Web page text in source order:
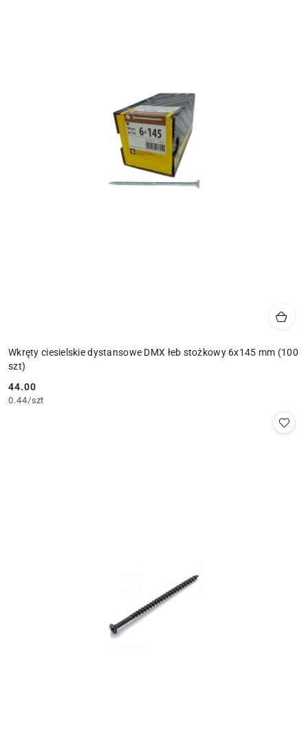
Wkręty ciesielskie dystansowe DMX łeb stożkowy 6x145 mm (100
szt)
Cena:
44.00
0.44/szt